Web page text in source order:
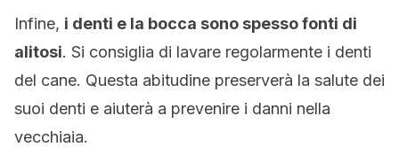
Infine, i denti e la bocca sono spesso fonti di
alitosi. Si consiglia di lavare regolarmente i denti
del cane. Questa abitudine preserverà la salute dei
suoi denti e aiuterà a prevenire i danni nella
vecchiaia.